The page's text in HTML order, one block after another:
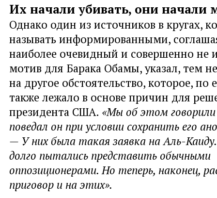
Их начали убивать, они начали
Однако один из источников в кругах,
называть информированными,
наиболее очевидный и совершенно не
мотив для Барака Обамы, указал, тем
на другое обстоятельство, которое, по
также лежало в основе причин для
президента США. «Мы об этом
поведал он при условии сохранить его
— У них была такая заявка на Аль-
долго пытались представить обычными
оппозиционерами. Но теперь, наконец,
приговор и на этих».